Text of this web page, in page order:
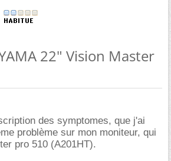
22" Vision Master
des symptomes, que j'ai
problème sur mon moniteur, qui
pro 510 (A201HT).